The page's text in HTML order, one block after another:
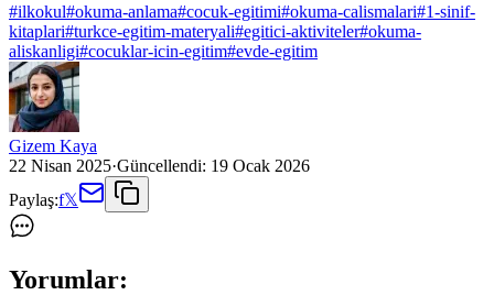
#ilkokul#okuma-anlama#cocuk-egitimi#okuma-calismalari#1-sinif-
kitaplari#turkce-egitim-materyali#egitici-aktiviteler#okuma-
aliskanligi#cocuklar-icin-egitim#evde-egitim
Gizem Kaya
22 Nisan 2025·Güncellendi: 19 Ocak 2026
Paylaş:f𝕏
Yorumlar: